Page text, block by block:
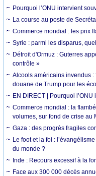
Pourquoi l’ONU intervient
La course au poste de
Commerce mondial : les prix
Syrie : parmi les disparus,
Détroit d'Ormuz : Guterres
contrôle »
Alcools américains invendus
douane de Trump pour les
EN DIRECT | Pourquoi
Commerce mondial : la
volumes, sur fond de crise au
Gaza : des progrès fragiles
Le foot et la foi :
du monde ?
Inde : Recours excessif à la
Face aux 300 000 décès